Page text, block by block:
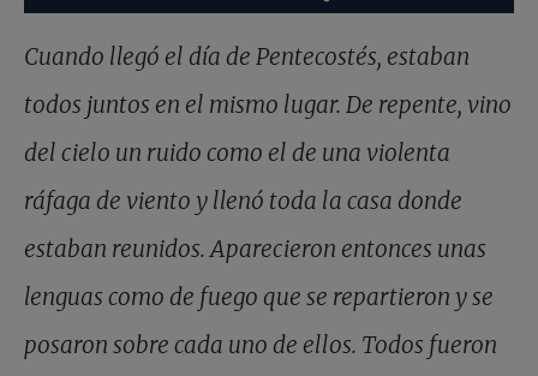
Cuando llegó el día de Pentecostés, estaban
todos juntos en el mismo lugar. De repente, vino
del cielo un ruido como el de una violenta
ráfaga de viento y llenó toda la casa donde
estaban reunidos. Aparecieron entonces unas
lenguas como de fuego que se repartieron y se
posaron sobre cada uno de ellos. Todos fueron